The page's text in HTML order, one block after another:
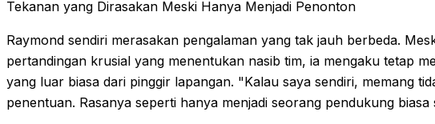
Tekanan yang Dirasakan Meski Hanya Menjadi Penonton
Raymond sendiri merasakan pengalaman yang tak jauh berbeda.
pertandingan krusial yang menentukan nasib tim, ia mengaku tetap
yang luar biasa dari pinggir lapangan. "Kalau saya sendiri, memang
penentuan. Rasanya seperti hanya menjadi seorang pendukung biasa